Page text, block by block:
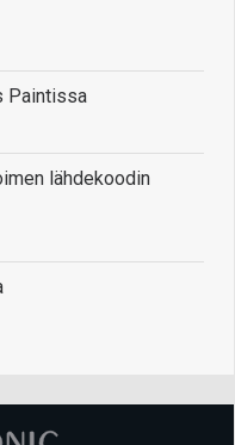
Paintissa
lähdekoodin